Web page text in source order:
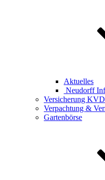
Aktuelles
Neudorff
Versicherung KVD
Verpachtung &
Gartenbörse